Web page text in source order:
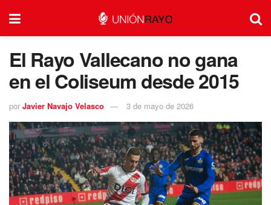
El Rayo Vallecano no gana
en el Coliseum desde 2015
por Javier Navajo Velasco 3 de mayo de 2026